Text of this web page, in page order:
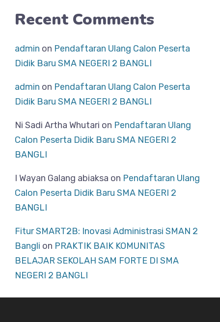
Recent Comments
admin on Pendaftaran Ulang Calon Peserta
Didik Baru SMA NEGERI 2 BANGLI
admin on Pendaftaran Ulang Calon Peserta
Didik Baru SMA NEGERI 2 BANGLI
Ni Sadi Artha Whutari on Pendaftaran Ulang
Calon Peserta Didik Baru SMA NEGERI 2
BANGLI
I Wayan Galang abiaksa on Pendaftaran Ulang
Calon Peserta Didik Baru SMA NEGERI 2
BANGLI
Fitur SMART2B: Inovasi Administrasi SMAN 2
Bangli on PRAKTIK BAIK KOMUNITAS
BELAJAR SEKOLAH SAM FORTE DI SMA
NEGERI 2 BANGLI